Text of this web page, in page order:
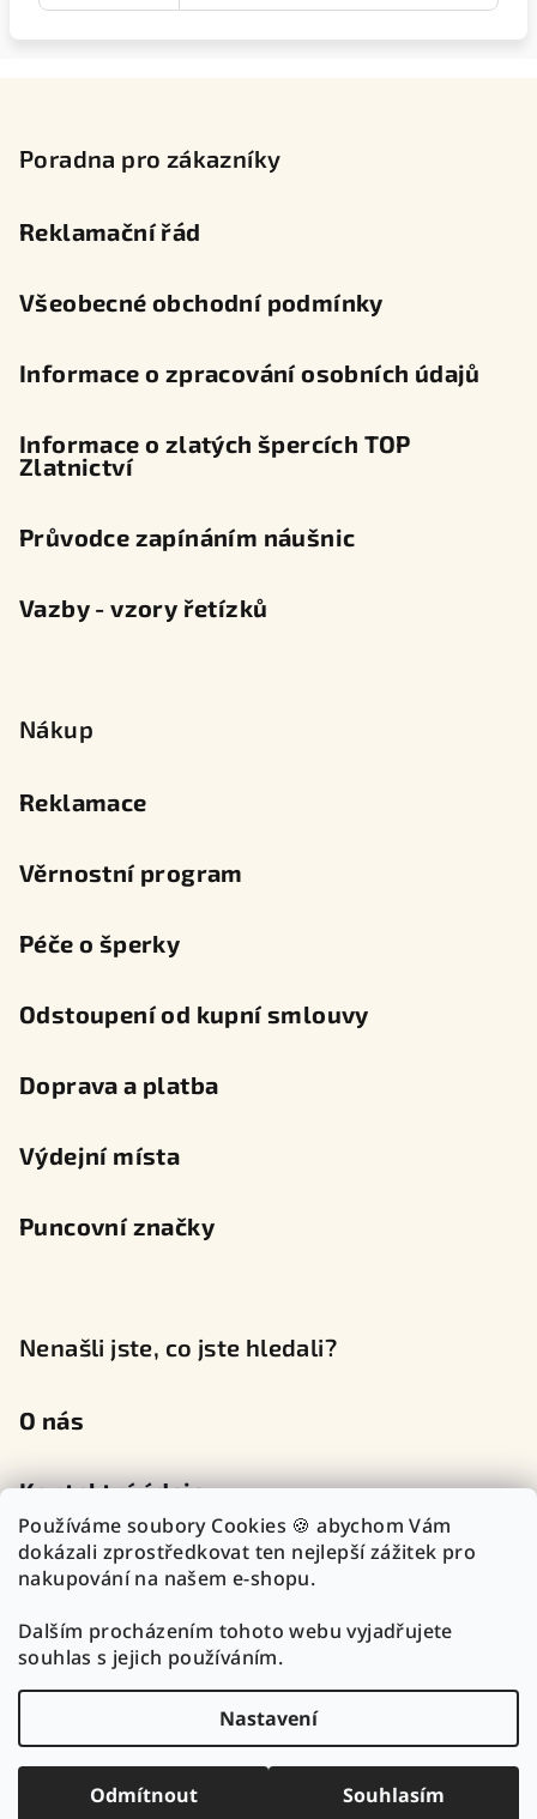
Používáme soubory Cookies 🍪 abychom Vám
dokázali zprostředkovat ten nejlepší zážitek pro
nakupování na našem e-shopu.
Dalším procházením tohoto webu vyjadřujete
souhlas s jejich používáním.
Nastavení
Odmítnout Souhlasím
Poradna pro zákazníky
Reklamační řád
Všeobecné obchodní podmínky
Informace o zpracování osobních údajů
Informace o zlatých špercích TOP
Zlatnictví
Průvodce zapínáním náušnic
Vazby - vzory řetízků
Nákup
Reklamace
Věrnostní program
Péče o šperky
Odstoupení od kupní smlouvy
Doprava a platba
Výdejní místa
Puncovní značky
Nenašli jste, co jste hledali?
O nás
Kontaktní údaje
Copyright 2026TOP Zlatnictví Outlet. Všechna práva
vyhrazena.Upravit nastavení cookies